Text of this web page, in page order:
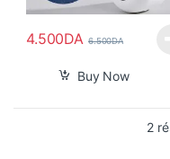
4.500DA 6.500DA
Buy Now
2